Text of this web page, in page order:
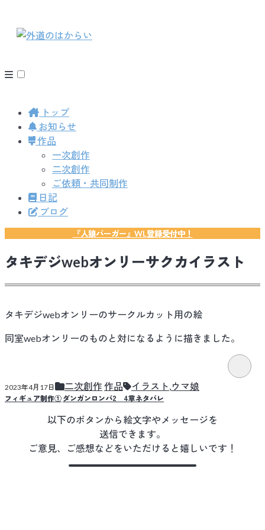
トップ
お知らせ
作品
一次創作
二次創作
ご依頼・共同制作
日記
ブログ
『人狼バーガー』WL登録受付中！
タキデジwebオンリーサクカイラスト
タキデジwebオンリーのサークルカット用の絵
同室webオンリーのものと対になるように描きました。
2023年4月17日 二次創作 作品 イラスト,ウマ娘
フィギュア制作①ダンガンロンパ2 4章ネタバレ
以下のボタンから絵文字やメッセージを
送信できます。
ご意見、ご感想などをいただけると嬉しいです！